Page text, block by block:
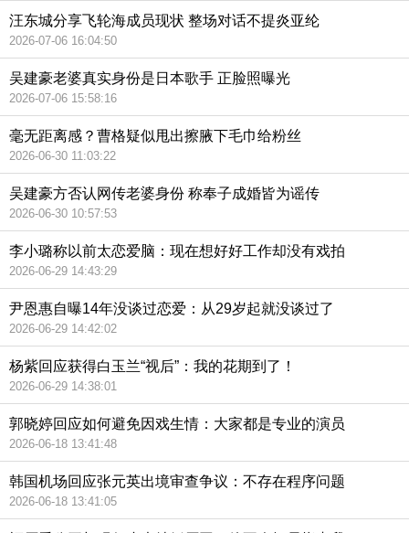
汪东城分享飞轮海成员现状 整场对话不提炎亚纶
2026-07-06 16:04:50
吴建豪老婆真实身份是日本歌手 正脸照曝光
2026-07-06 15:58:16
毫无距离感？曹格疑似甩出擦腋下毛巾给粉丝
2026-06-30 11:03:22
吴建豪方否认网传老婆身份 称奉子成婚皆为谣传
2026-06-30 10:57:53
李小璐称以前太恋爱脑：现在想好好工作却没有戏拍
2026-06-29 14:43:29
尹恩惠自曝14年没谈过恋爱：从29岁起就没谈过了
2026-06-29 14:42:02
杨紫回应获得白玉兰“视后”：我的花期到了！
2026-06-29 14:38:01
郭晓婷回应如何避免因戏生情：大家都是专业的演员
2026-06-18 13:41:48
韩国机场回应张元英出境审查争议：不存在程序问题
2026-06-18 13:41:05